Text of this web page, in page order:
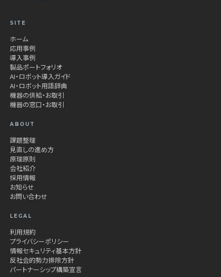
SITE
ホーム
応用事例
導入事例
製品ポートフォリオ
AI・ロボット導入ガイド
AI・ロボット用語辞典
機器の供給・お取引
機器の窓口・お取引
ABOUT
課題整理
見直しの進め方
原理原則
会社紹介
採用情報
お知らせ
お問い合わせ
LEGAL
利用規約
プライバシーポリシー
情報セキュリティ基本方針
反社会的勢力排除方針
パートナーシップ構築宣言